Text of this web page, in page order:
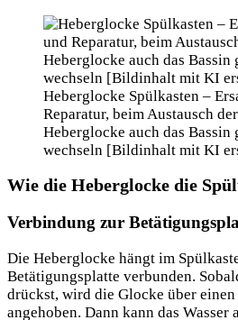
Heberglocke Spülkasten –
Reparatur, beim Austausch der
Heberglocke auch das Bassin
wechseln [Bildinhalt mit KI
Wie die Heberglocke die
Verbindung zur
Die Heberglocke hängt im
Betätigungsplatte verbunden.
drückst, wird die Glocke über einen
angehoben. Dann kann das Wasser